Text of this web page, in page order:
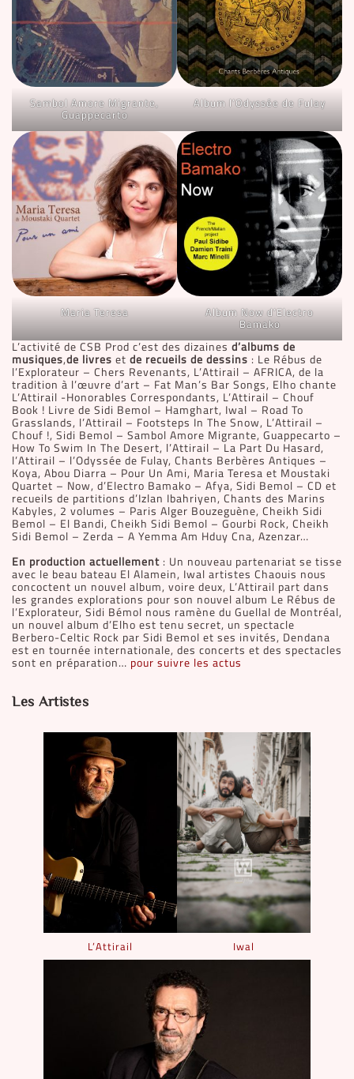
Sambol Amore Migrante,
Guappecarto
Album l’Odyssée de Fulay
Maria Teresa Album Now d’Electro
Bamako
L’activité de CSB Prod c’est des dizainesd’albums de
musiques,de livresetde recueils de dessins : Le Rébus de
l’Explorateur – Chers Revenants, L’Attirail – AFRICA, de la
tradition à l’œuvre d’art – Fat Man’s Bar Songs, Elho chante
L’Attirail -Honorables Correspondants, L’Attirail – Chouf
Book ! Livre de Sidi Bemol – Hamghart, Iwal – Road To
Grasslands, l’Attirail – Footsteps In The Snow, L’Attirail –
Chouf !, Sidi Bemol – Sambol Amore Migrante, Guappecarto –
How To Swim In The Desert, l’Attirail – La Part Du Hasard,
l’Attirail – l’Odyssée de Fulay, Chants Berbères Antiques –
Koya, Abou Diarra – Pour Un Ami, Maria Teresa et Moustaki
Quartet – Now, d’Electro Bamako – Afya, Sidi Bemol – CD et
recueils de partitions d’Izlan Ibahriyen, Chants des Marins
Kabyles, 2 volumes – Paris Alger Bouzeguène, Cheikh Sidi
Bemol – El Bandi, Cheikh Sidi Bemol – Gourbi Rock, Cheikh
Sidi Bemol – Zerda – A Yemma Am Hduy Cna, Azenzar…
En production actuellement: Un nouveau partenariat se tisse
avec le beau bateau El Alamein, Iwal artistes Chaouis nous
concoctent un nouvel album, voire deux, L’Attirail part dans
les grandes explorations pour son nouvel album Le Rébus de
l’Explorateur, Sidi Bémol nous ramène du Guellal de Montréal,
un nouvel album d’Elho est tenu secret, un spectacle
Berbero-Celtic Rock par Sidi Bemol et ses invités, Dendana
est en tournée internationale, des concerts et des spectacles
sont en préparation… pour suivre les actus
Les Artistes
L’Attirail Iwal